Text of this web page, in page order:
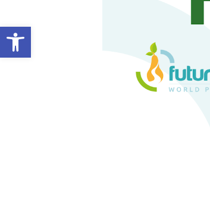
Apri la barra degli strumenti